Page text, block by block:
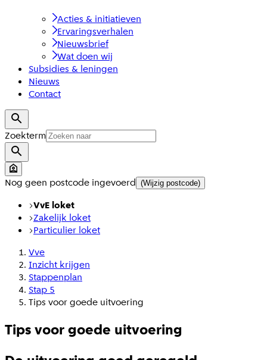
Acties & initiatieven
Ervaringsverhalen
Nieuwsbrief
Wat doen wij
Subsidies & leningen
Nieuws
Contact
Zoekterm
Nog geen postcode ingevoerd (Wijzig postcode)
VvE loket
Zakelijk loket
Particulier loket
Vve
Inzicht krijgen
Stappenplan
Stap 5
Tips voor goede uitvoering
Tips voor goede uitvoering